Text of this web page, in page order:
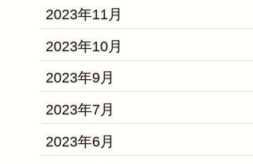
2023年11月
2023年10月
2023年9月
2023年7月
2023年6月